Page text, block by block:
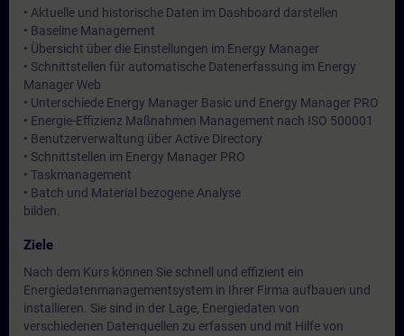
• Aktuelle und historische Daten im Dashboard darstellen
• Baseline Management
• Übersicht über die Einstellungen im Energy Manager
• Schnittstellen für automatische Datenerfassung im Energy
Manager Web
• Unterschiede Energy Manager Basic und Energy Manager PRO
• Energie-Effizienz Maßnahmen Management nach ISO 500001
• Benutzerverwaltung über Active Directory
• Schnittstellen im Energy Manager PRO
• Taskmanagement
• Batch und Material bezogene Analyse
bilden.
Ziele
Nach dem Kurs können Sie schnell und effizient ein
Energiedatenmanagementsystem in Ihrer Firma aufbauen und
installieren. Sie sind in der Lage, Energiedaten von
verschiedenen Datenquellen zu erfassen und mit Hilfe von